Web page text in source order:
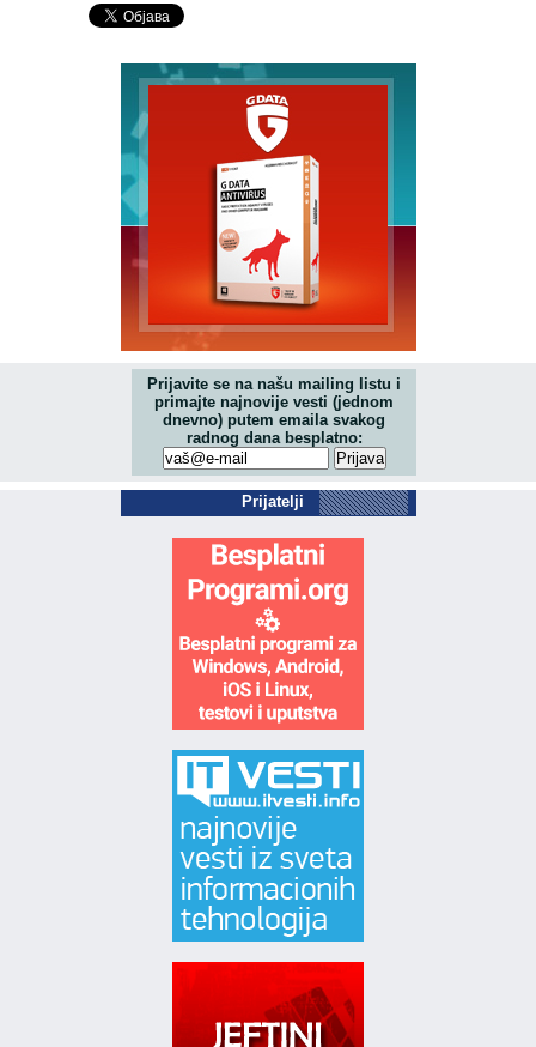
Prijavite se na našu mailing listu i
primajte najnovije vesti (jednom
dnevno) putem emaila svakog
radnog dana besplatno:
Prijatelji